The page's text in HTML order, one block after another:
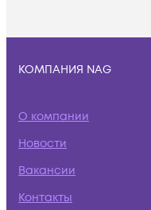
КОМПАНИЯ NAG
О компании
Новости
Вакансии
Контакты